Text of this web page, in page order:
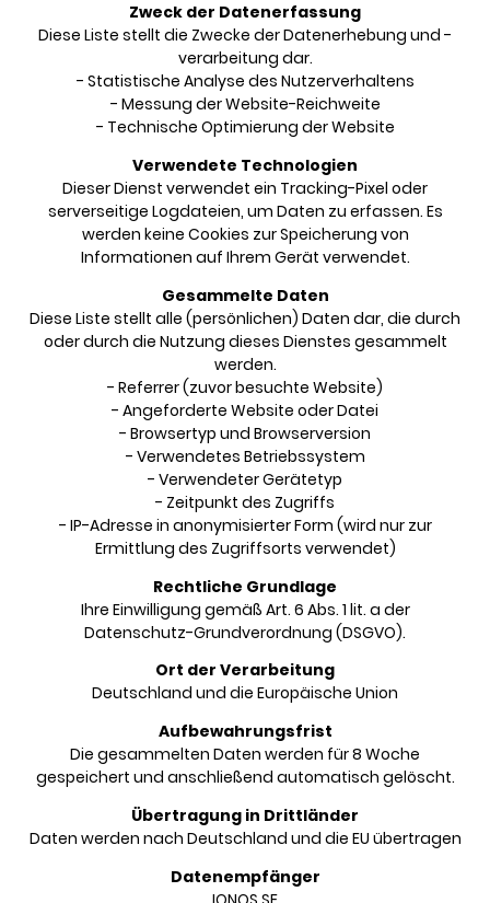
Zweck der Datenerfassung
Diese Liste stellt die Zwecke der Datenerhebung und -
verarbeitung dar.
- Statistische Analyse des Nutzerverhaltens
- Messung der Website-Reichweite
- Technische Optimierung der Website
Verwendete Technologien
Dieser Dienst verwendet ein Tracking-Pixel oder
serverseitige Logdateien, um Daten zu erfassen. Es
werden keine Cookies zur Speicherung von
Informationen auf Ihrem Gerät verwendet.
Gesammelte Daten
Diese Liste stellt alle (persönlichen) Daten dar, die durch
oder durch die Nutzung dieses Dienstes gesammelt
werden.
- Referrer (zuvor besuchte Website)
- Angeforderte Website oder Datei
- Browsertyp und Browserversion
- Verwendetes Betriebssystem
- Verwendeter Gerätetyp
- Zeitpunkt des Zugriffs
- IP-Adresse in anonymisierter Form (wird nur zur
Ermittlung des Zugriffsorts verwendet)
Rechtliche Grundlage
Ihre Einwilligung gemäß Art. 6 Abs. 1 lit. a der
Datenschutz-Grundverordnung (DSGVO).
Ort der Verarbeitung
Deutschland und die Europäische Union
Aufbewahrungsfrist
Die gesammelten Daten werden für 8 Woche
gespeichert und anschließend automatisch gelöscht.
Übertragung in Drittländer
Daten werden nach Deutschland und die EU übertragen
Datenempfänger